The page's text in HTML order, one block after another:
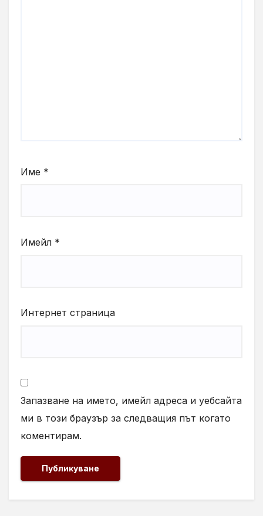
Име *
Имейл *
Интернет страница
Запазване на името, имейл адреса и уебсайта
ми в този браузър за следващия път когато
коментирам.